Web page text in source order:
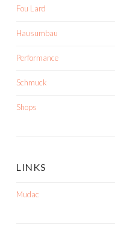
Fou Lard
Hausumbau
Performance
Schmuck
Shops
LINKS
Mudac